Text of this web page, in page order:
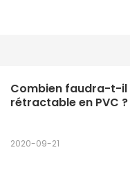
Combien faudra-t-il
rétractable en PVC ?
2020-09-21